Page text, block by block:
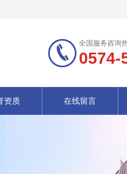
全国服务咨询
0574-
资质 在线留言